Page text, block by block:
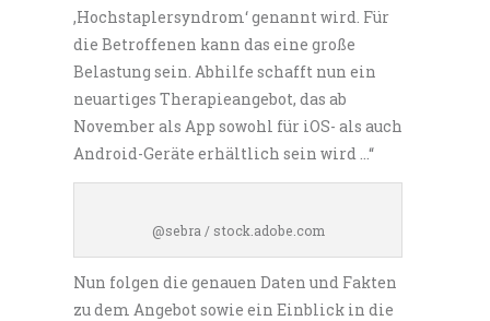
‚Hochstaplersyndrom‘ genannt wird. Für
die Betroffenen kann das eine große
Belastung sein. Abhilfe schafft nun ein
neuartiges Therapieangebot, das ab
November als App sowohl für iOS- als auch
Android-Geräte erhältlich sein wird …“
@sebra / stock.adobe.com
Nun folgen die genauen Daten und Fakten
zu dem Angebot sowie ein Einblick in die